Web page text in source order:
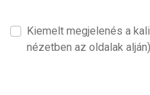
Kiemelt megjelenés a
nézetben az oldalak